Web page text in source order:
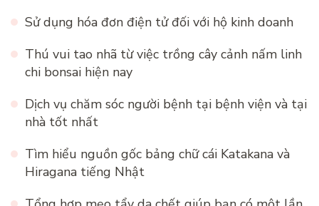
Sử dụng hóa đơn điện tử đối với hộ kinh doanh
Thú vui tao nhã từ việc trồng cây cảnh nấm linh
chi bonsai hiện nay
Dịch vụ chăm sóc người bệnh tại bệnh viện và tại
nhà tốt nhất
Tìm hiểu nguồn gốc bảng chữ cái Katakana và
Hiragana tiếng Nhật